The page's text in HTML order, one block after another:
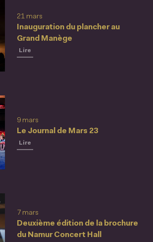
Inauguration du plancher au
Grand Manège
21 mars
Lire
Le Journal de Mars 23
9 mars
Lire
Deuxième édition de la brochure
du Namur Concert Hall
7 mars